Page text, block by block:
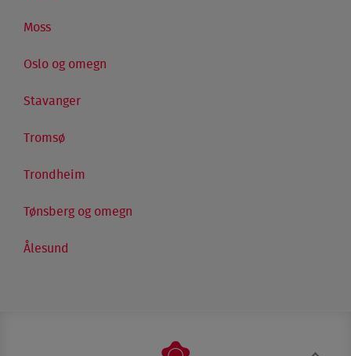
Moss
Oslo og omegn
Stavanger
Tromsø
Trondheim
Tønsberg og omegn
Ålesund